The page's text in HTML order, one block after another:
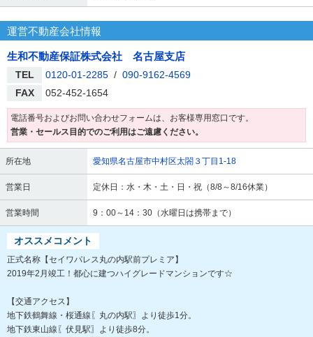
運営不動産会社情報
生和不動産保証株式会社 名古屋支店
TEL 0120-01-2285 / 090-9162-4569
FAX
052-452-1654
電話番号およびお問い合わせフォームは、お客様専用窓口です。
営業・セールス目的でのご利用はご遠慮ください。
所在地 愛知県名古屋市中村区太閤３丁目1-18
営業日 定休日：水・木・土・日・祝（8/8～8/16休業）
営業時間 9：00～14：30（水曜日は携帯まで）
オススメコメント
正式名称【セイワパレス丸の内駅前プレミア】
2019年2月竣工！都心に建つハイグレードマンションです☆
【交通アクセス】
地下鉄鶴舞線・桜通線〖丸の内駅〗より徒歩1分。
地下鉄東山線〖伏見駅〗より徒歩8分。